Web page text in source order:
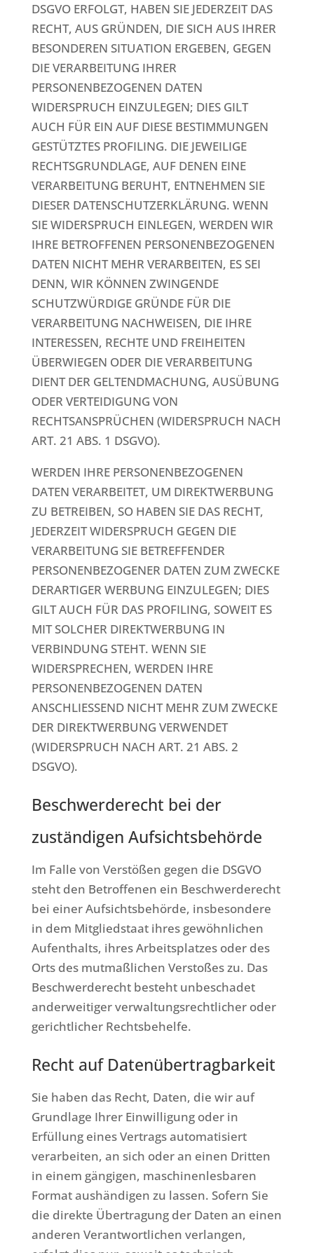
DSGVO ERFOLGT, HABEN SIE JEDERZEIT DAS
RECHT, AUS GRÜNDEN, DIE SICH AUS IHRER
BESONDEREN SITUATION ERGEBEN, GEGEN
DIE VERARBEITUNG IHRER
PERSONENBEZOGENEN DATEN
WIDERSPRUCH EINZULEGEN; DIES GILT
AUCH FÜR EIN AUF DIESE BESTIMMUNGEN
GESTÜTZTES PROFILING. DIE JEWEILIGE
RECHTSGRUNDLAGE, AUF DENEN EINE
VERARBEITUNG BERUHT, ENTNEHMEN SIE
DIESER DATENSCHUTZERKLÄRUNG. WENN
SIE WIDERSPRUCH EINLEGEN, WERDEN WIR
IHRE BETROFFENEN PERSONENBEZOGENEN
DATEN NICHT MEHR VERARBEITEN, ES SEI
DENN, WIR KÖNNEN ZWINGENDE
SCHUTZWÜRDIGE GRÜNDE FÜR DIE
VERARBEITUNG NACHWEISEN, DIE IHRE
INTERESSEN, RECHTE UND FREIHEITEN
ÜBERWIEGEN ODER DIE VERARBEITUNG
DIENT DER GELTENDMACHUNG, AUSÜBUNG
ODER VERTEIDIGUNG VON
RECHTSANSPRÜCHEN (WIDERSPRUCH NACH
ART. 21 ABS. 1 DSGVO).
WERDEN IHRE PERSONENBEZOGENEN
DATEN VERARBEITET, UM DIREKTWERBUNG
ZU BETREIBEN, SO HABEN SIE DAS RECHT,
JEDERZEIT WIDERSPRUCH GEGEN DIE
VERARBEITUNG SIE BETREFFENDER
PERSONENBEZOGENER DATEN ZUM ZWECKE
DERARTIGER WERBUNG EINZULEGEN; DIES
GILT AUCH FÜR DAS PROFILING, SOWEIT ES
MIT SOLCHER DIREKTWERBUNG IN
VERBINDUNG STEHT. WENN SIE
WIDERSPRECHEN, WERDEN IHRE
PERSONENBEZOGENEN DATEN
ANSCHLIESSEND NICHT MEHR ZUM ZWECKE
DER DIREKTWERBUNG VERWENDET
(WIDERSPRUCH NACH ART. 21 ABS. 2
DSGVO).
Beschwerde­recht bei der
zuständigen Aufsichts­behörde
Im Falle von Verstößen gegen die DSGVO
steht den Betroffenen ein Beschwerderecht
bei einer Aufsichtsbehörde, insbesondere
in dem Mitgliedstaat ihres gewöhnlichen
Aufenthalts, ihres Arbeitsplatzes oder des
Orts des mutmaßlichen Verstoßes zu. Das
Beschwerderecht besteht unbeschadet
anderweitiger verwaltungsrechtlicher oder
gerichtlicher Rechtsbehelfe.
Recht auf Daten­übertrag­barkeit
Sie haben das Recht, Daten, die wir auf
Grundlage Ihrer Einwilligung oder in
Erfüllung eines Vertrags automatisiert
verarbeiten, an sich oder an einen Dritten
in einem gängigen, maschinenlesbaren
Format aushändigen zu lassen. Sofern Sie
die direkte Übertragung der Daten an einen
anderen Verantwortlichen verlangen,